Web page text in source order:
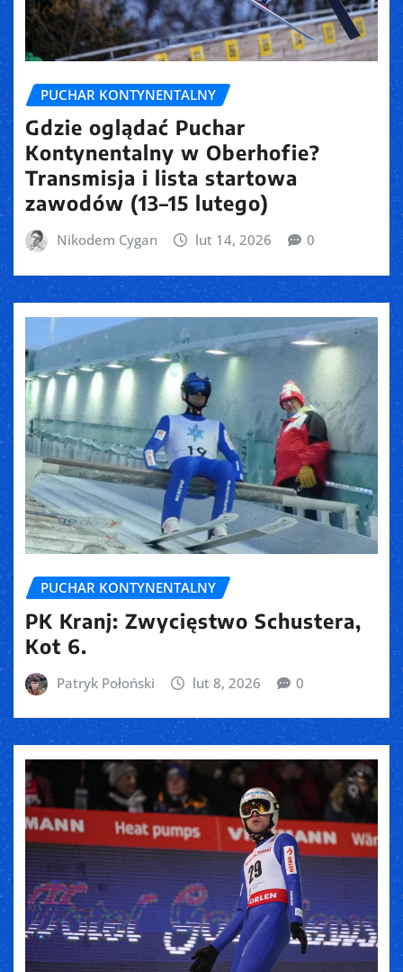
PUCHAR KONTYNENTALNY
Gdzie oglądać Puchar
Kontynentalny w Oberhofie?
Transmisja i lista startowa
zawodów (13–15 lutego)
Nikodem Cygan lut 14, 2026 0
PUCHAR KONTYNENTALNY
PK Kranj: Zwycięstwo Schustera,
Kot 6.
Patryk Połoński lut 8, 2026 0